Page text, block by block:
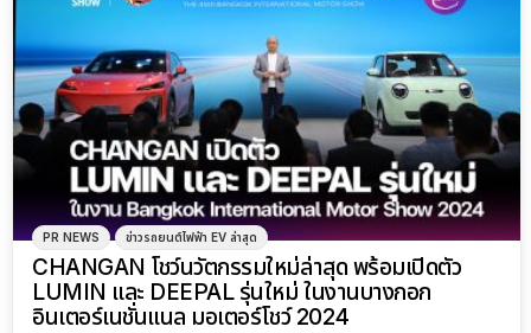
PR NEWS ข่าวรถยนต์ไฟฟ้า EV ล่าสุด
CHANGAN โชว์นวัตกรรมใหม่ล่าสุด พร้อมเปิดตัว
LUMIN และ DEEPAL รุ่นใหม่ ในงานบางกอก
อินเตอร์เนชั่นแนล มอเตอร์โชว์ 2024